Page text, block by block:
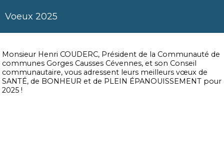
Voeux 2025
Monsieur Henri COUDERC, Président de la Communauté de
communes Gorges Causses Cévennes, et son Conseil
communautaire, vous adressent leurs meilleurs vœux de
SANTÉ, de BONHEUR et de PLEIN ÉPANOUISSEMENT pour
2025 !